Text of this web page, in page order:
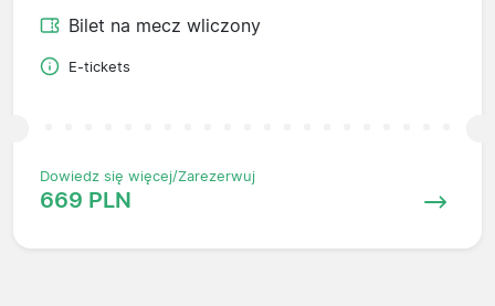
Bilet na mecz wliczony
E-tickets
Dowiedz się więcej/Zarezerwuj
669 PLN